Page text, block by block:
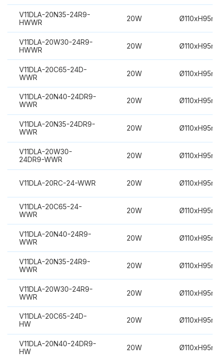
V11DLA-20N35-24R9-
HWWR
20W
V11DLA-20W30-24R9-
HWWR
20W
V11DLA-20C65-24D-
WWR
20W
V11DLA-20N40-24DR9-
WWR
20W
V11DLA-20N35-24DR9-
WWR
20W
V11DLA-20W30-
24DR9-WWR
20W
V11DLA-20RC-24-WWR 20W
V11DLA-20C65-24-
WWR
20W
V11DLA-20N40-24R9-
WWR
20W
V11DLA-20N35-24R9-
WWR
20W
V11DLA-20W30-24R9-
WWR
20W
V11DLA-20C65-24D-
HW
20W
V11DLA-20N40-24DR9-
HW
20W